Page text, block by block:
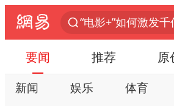
要闻 推荐 原
新闻 娱乐 体育